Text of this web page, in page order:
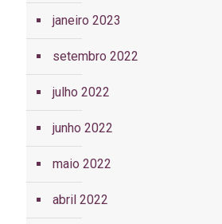
janeiro 2023
setembro 2022
julho 2022
junho 2022
maio 2022
abril 2022